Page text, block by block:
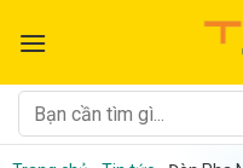
qua
dung
Tìm
kiếm: